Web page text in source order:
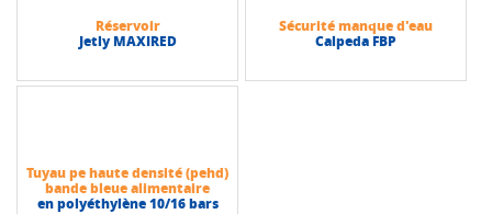
Réservoir
Jetly MAXIRED
Sécurité manque d'eau
Calpeda FBP
Tuyau pe haute densité (pehd)
bande bleue alimentaire
en polyéthylène 10/16 bars